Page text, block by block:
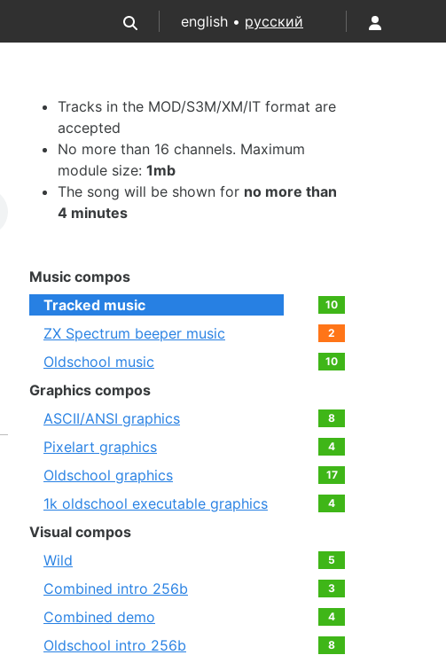
english • русский
Tracks in the MOD/S3M/XM/IT format are
accepted
No more than 16 channels. Maximum
module size: 1mb
The song will be shown for no more than
4 minutes
Music compos
Tracked music
10
ZX Spectrum beeper music 2
Oldschool music 10
Graphics compos
ASCII/ANSI graphics
8
Pixelart graphics 4
Oldschool graphics 17
1k oldschool executable graphics 4
Visual compos
Wild
5
Combined intro 256b 3
Combined demo 4
Oldschool intro 256b 8